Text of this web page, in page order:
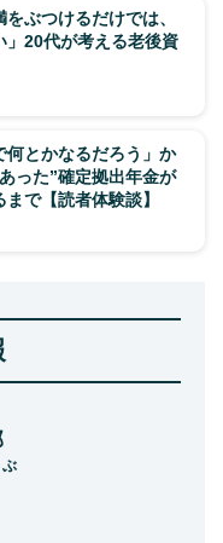
をぶつけるだけでは、
」20代が考える老後資
何とかなるだろう」か
った”確定拠出年金が
で【読者体験談】